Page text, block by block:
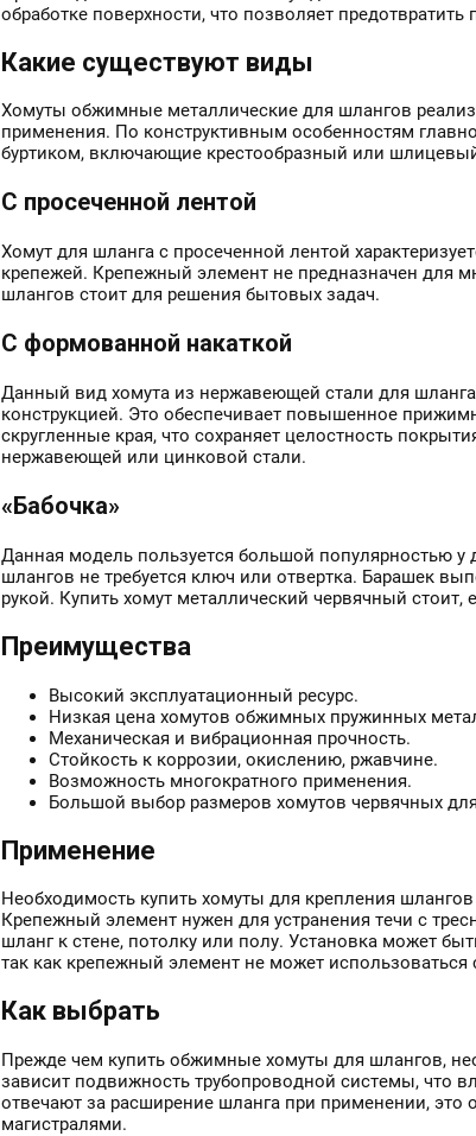
обработке поверхности, что позволяет
Какие существуют виды
Хомуты обжимные металлические для шлангов
применения. По конструктивным особенностям
буртиком, включающие крестообразный или
С просеченной лентой
Хомут для шланга с просеченной лентой
крепежей. Крепежный элемент не предназначен для
шлангов стоит для решения бытовых задач.
С формованной накаткой
Данный вид хомута из нержавеющей стали для
конструкцией. Это обеспечивает повышенное
скругленные края, что сохраняет целостность
нержавеющей или цинковой стали.
«Бабочка»
Данная модель пользуется большой популярностью
шлангов не требуется ключ или отвертка. Барашек
рукой. Купить хомут металлический червячный стоит,
Преимущества
Высокий эксплуатационный ресурс.
Низкая цена хомутов обжимных пружинных
Механическая и вибрационная прочность.
Стойкость к коррозии, окислению, ржавчине.
Возможность многократного применения.
Большой выбор размеров хомутов червячных
Применение
Необходимость купить хомуты для крепления
Крепежный элемент нужен для устранения течи с
шланг к стене, потолку или полу. Установка может
так как крепежный элемент не может использоваться
Как выбрать
Прежде чем купить обжимные хомуты для шлангов,
зависит подвижность трубопроводной системы, что
отвечают за расширение шланга при применении,
магистралями.